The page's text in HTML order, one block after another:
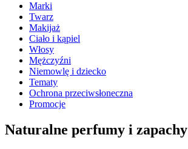
Marki
Twarz
Makijaż
Ciało i kąpiel
Włosy
Mężczyźni
Niemowlę i dziecko
Tematy
Ochrona przeciwsłoneczna
Promocje
Naturalne perfumy i zapachy